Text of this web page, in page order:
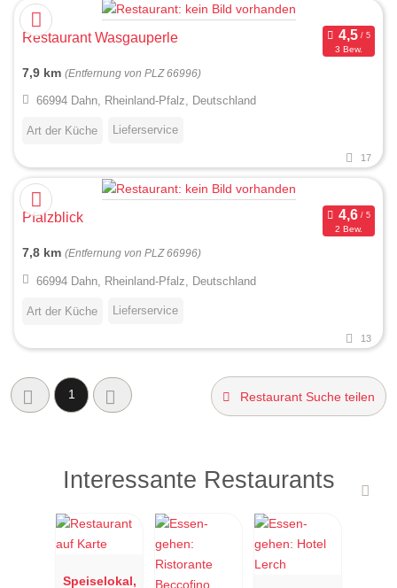
Restaurant Wasgauperle
3 Bew.
7,9 km (Entfernung von PLZ 66996)
66994 Dahn, Rheinland-Pfalz, Deutschland
Art der Küche Lieferservice
17
Pfalzblick
2 Bew.
7,8 km (Entfernung von PLZ 66996)
66994 Dahn, Rheinland-Pfalz, Deutschland
Art der Küche Lieferservice
13
1 Restaurant Suche teilen
Interessante Restaurants
Speiselokal,